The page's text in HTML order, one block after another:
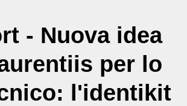
- Nuova idea
per lo
l'identikit